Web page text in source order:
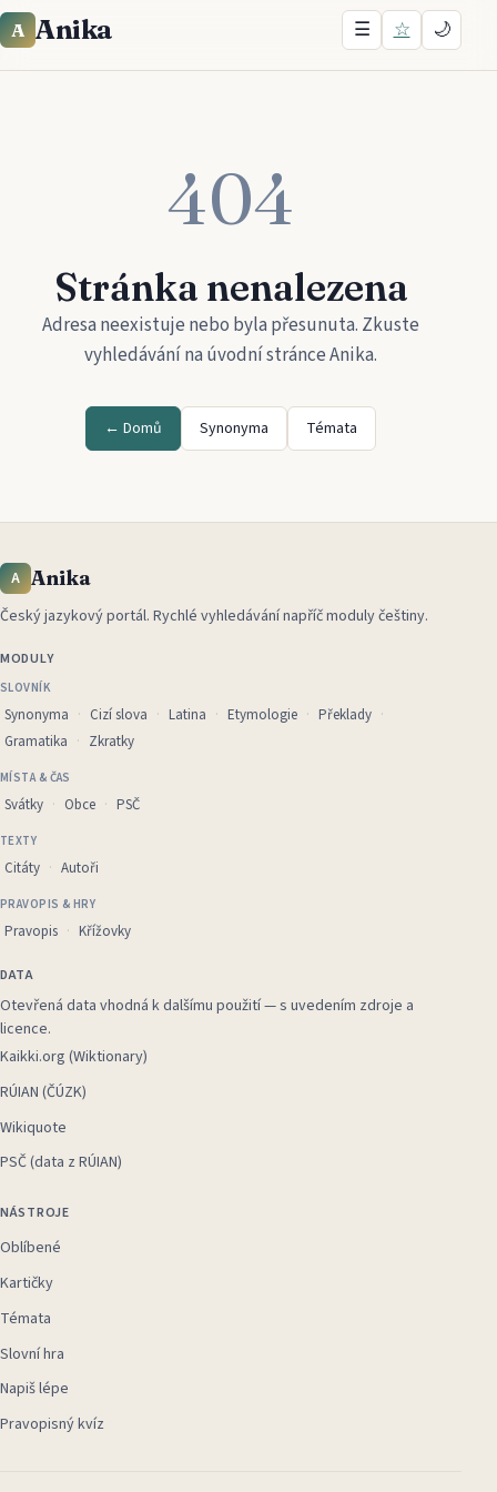
A Anika ☰ ☆ 🌙
404
Stránka nenalezena
Adresa neexistuje nebo byla přesunuta. Zkuste
vyhledávání na úvodní stránceAnika.
← Domů Synonyma Témata
A Anika
Český jazykový portál. Rychlé vyhledávání napříč moduly češtiny.
MODULY
SLOVNÍK
Synonyma Cizí slova Latina Etymologie
Překlady
Gramatika
Zkratky
MÍSTA & ČAS
Svátky Obce PSČ
TEXTY
Citáty Autoři
PRAVOPIS & HRY
Pravopis Křížovky
DATA
Otevřená data vhodná k dalšímu použití — s uvedením zdroje a
licence.
Kaikki.org (Wiktionary)
RÚIAN (ČÚZK)
Wikiquote
PSČ (data z RÚIAN)
NÁSTROJE
Oblíbené
Kartičky
Témata
Slovní hra
Napiš lépe
Pravopisný kvíz